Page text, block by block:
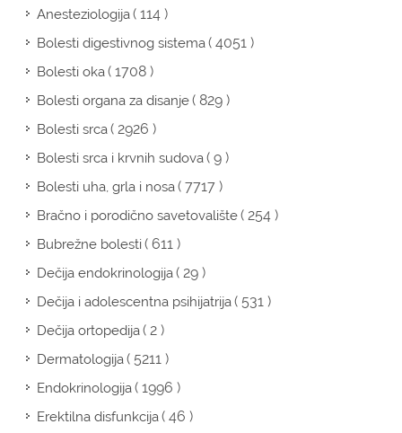
Anesteziologija( 114 )
Bolesti digestivnog sistema( 4051 )
Bolesti oka( 1708 )
Bolesti organa za disanje( 829 )
Bolesti srca( 2926 )
Bolesti srca i krvnih sudova( 9 )
Bolesti uha, grla i nosa( 7717 )
Bračno i porodično savetovalište( 254 )
Bubrežne bolesti( 611 )
Dečija endokrinologija( 29 )
Dečija i adolescentna psihijatrija( 531 )
Dečija ortopedija( 2 )
Dermatologija( 5211 )
Endokrinologija( 1996 )
Erektilna disfunkcija( 46 )